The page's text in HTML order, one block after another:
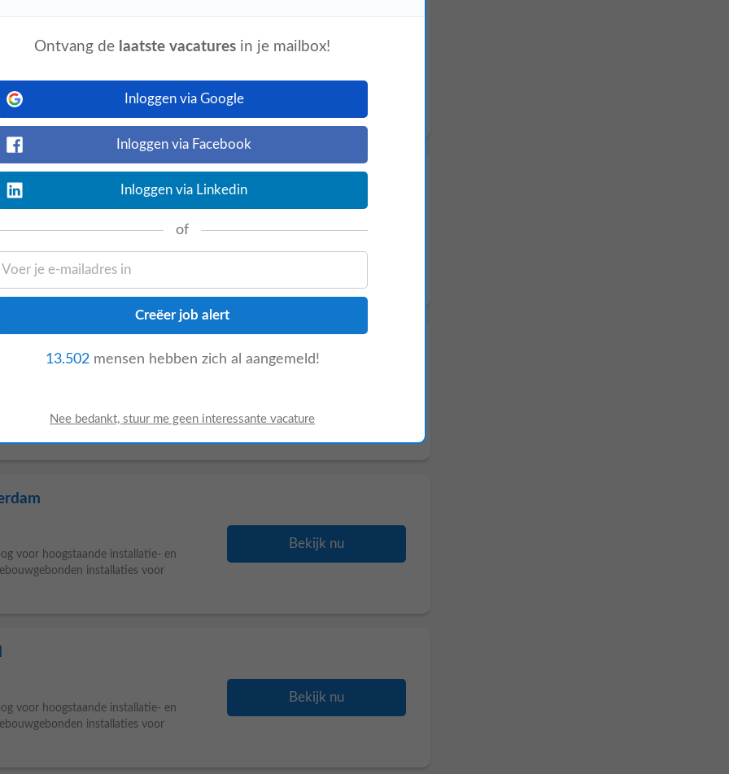
/strong /p pBen jij graag praktisch bezig
Installatietechniek
werk je aan
Vast Contract
event_available
Woningbouw die installaties
Eindhoven binnen de service- en
Bekijk nu
vaardigheden en alle relevante
hieronder. Ben jij een ervaren
voor hoogstaande installatie- en
installaties voor
Bekijk nu
voor hoogstaande installatie- en
installaties voor
Bekijk nu
Ontvang de laatste vacatures in je mailbox!
Inloggen via Google
Inloggen via Facebook
Inloggen via Linkedin
of
13.502mensen hebben zich al aangemeld!